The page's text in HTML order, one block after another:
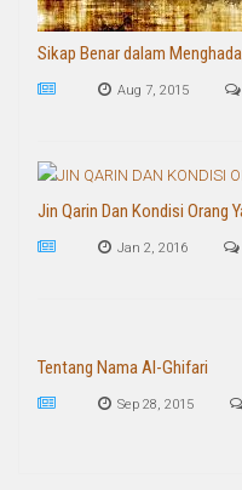
Sikap Benar dalam
Aug 7, 2015
Jin Qarin Dan Kondisi Orang
Jan 2, 2016
Tentang Nama Al-Ghifari
Sep 28, 2015